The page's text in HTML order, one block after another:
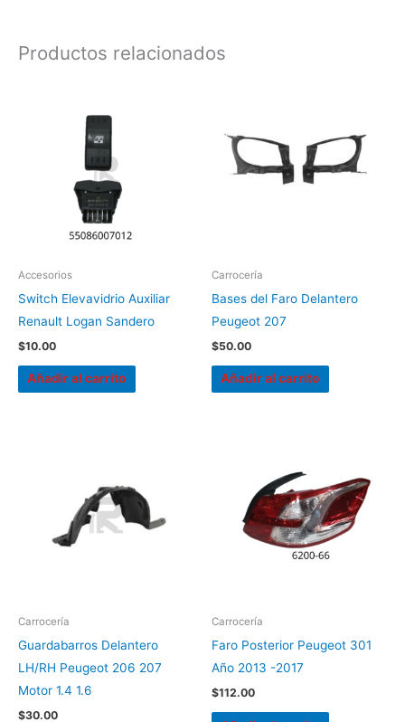
Productos relacionados
Accesorios
Switch Elevavidrio Auxiliar
Renault Logan Sandero
$10.00
Añadir al carrito
Carrocería
Bases del Faro Delantero
Peugeot 207
$50.00
Añadir al carrito
Carrocería
Guardabarros Delantero
LH/RH Peugeot 206 207
Motor 1.4 1.6
$30.00
Carrocería
Faro Posterior Peugeot 301
Año 2013 -2017
$112.00